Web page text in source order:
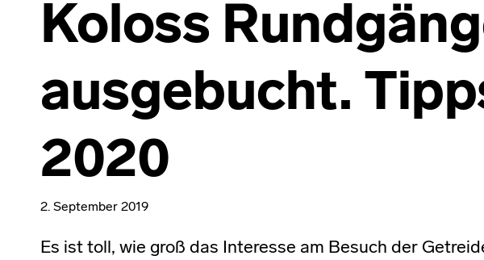
Koloss
ausgebucht.
2020
2. September 2019
Es ist toll, wie groß das Interesse am Besuch der